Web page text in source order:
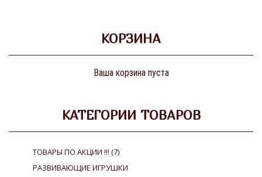
КОРЗИНА
Ваша корзина пуста
КАТЕГОРИИ ТОВАРОВ
ТОВАРЫ ПО АКЦИИ !!! (7)
РАЗВИВАЮЩИЕ ИГРУШКИ